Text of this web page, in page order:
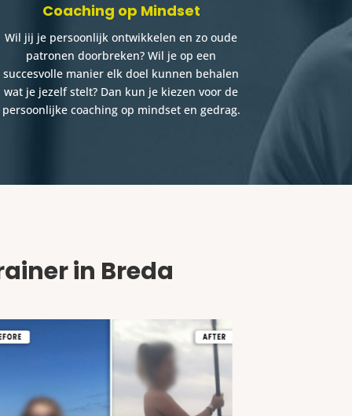
Coaching op Mindset
Wil jij je persoonlijk ontwikkelen en zo oude
patronen doorbreken? Wil je op een
succesvolle manier elk doel kunnen behalen
wat je jezelf stelt? Dan kun je kiezen voor de
persoonlijke coaching op mindset en gedrag.
in Breda